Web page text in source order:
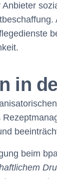
in
beim